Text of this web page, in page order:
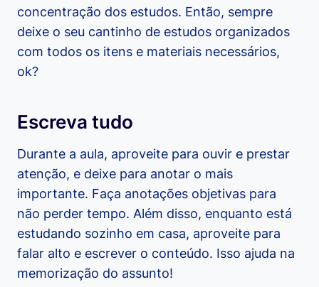
concentração dos estudos. Então, sempre
deixe o seu cantinho de estudos organizados
com todos os itens e materiais necessários,
ok?
Escreva tudo
Durante a aula, aproveite para ouvir e prestar
atenção, e deixe para anotar o mais
importante. Faça anotações objetivas para
não perder tempo. Além disso, enquanto está
estudando sozinho em casa, aproveite para
falar alto e escrever o conteúdo. Isso ajuda na
memorização do assunto!